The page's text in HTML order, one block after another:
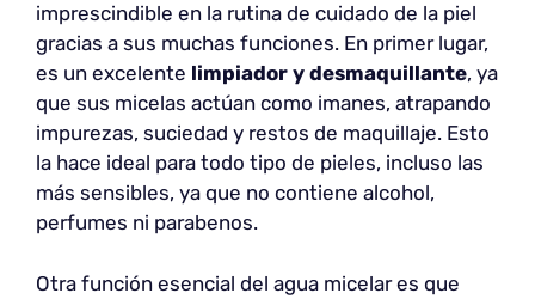
imprescindible en la rutina de cuidado de la piel
gracias a sus muchas funciones. En primer lugar,
es un excelente limpiador y desmaquillante, ya
que sus micelas actúan como imanes, atrapando
impurezas, suciedad y restos de maquillaje. Esto
la hace ideal para todo tipo de pieles, incluso las
más sensibles, ya que no contiene alcohol,
perfumes ni parabenos.
Otra función esencial del agua micelar es que